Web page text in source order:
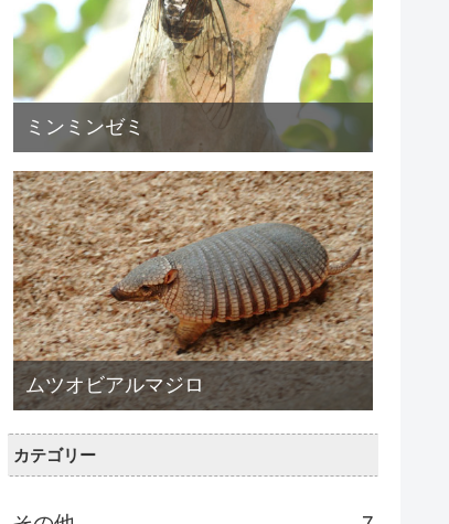
ミンミンゼミ
ムツオビアルマジロ
カテゴリー